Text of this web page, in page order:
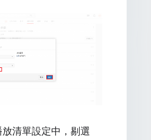
放清單設定中，剔選